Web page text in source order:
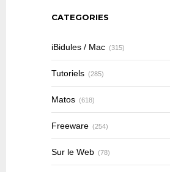
CATEGORIES
iBidules / Mac (315)
Tutoriels (285)
Matos (618)
Freeware (254)
Sur le Web (78)